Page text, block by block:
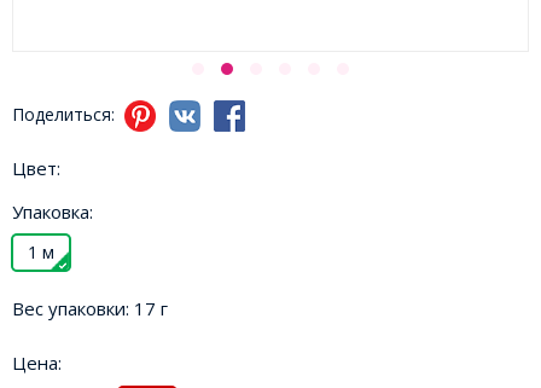
Поделиться:
Цвет:
Упаковка:
1 м
Вес упаковки: 17 г
Цена: